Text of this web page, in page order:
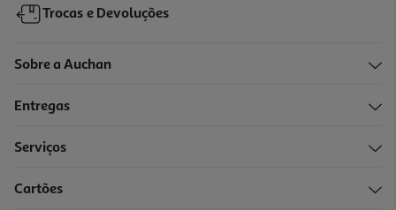
Trocas e Devoluções
Sobre a Auchan
Entregas
Serviços
Cartões